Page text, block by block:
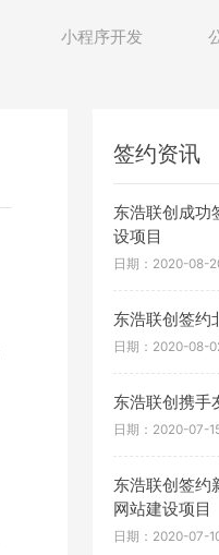
小程序开发
签约资讯
东浩联创成功
设项目
日期：2020-08-
东浩联创签约
日期：2020-08-
东浩联创携手
日期：2020-07-
东浩联创签约
网站建设项目
日期：2020-07-